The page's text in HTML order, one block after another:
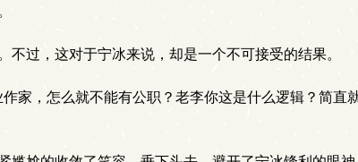
过，这对于宁冰来说，却是一个不可接受的结果。
家，怎么就不能有公职？老李你这是什么逻辑？简直